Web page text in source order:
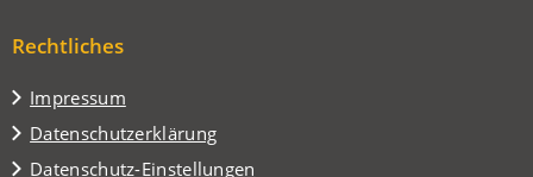
Tab)
neuen
Rechtliches
Impressum
Datenschutzerklärung
Datenschutz-Einstellungen